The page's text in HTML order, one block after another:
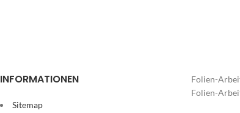
INFORMATIONEN
Sitemap
Folien-
Folien-